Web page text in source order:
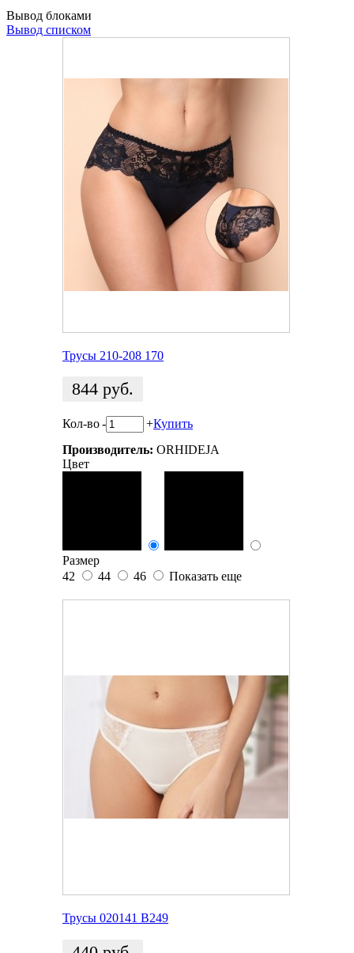
Вывод блоками
Вывод списком
Трусы 210-208 170
844 руб.
Кол-во- +Купить
Производитель: ORHIDEJA
Цвет
Размер
42
44 46 Показать еще
Трусы 020141 В249